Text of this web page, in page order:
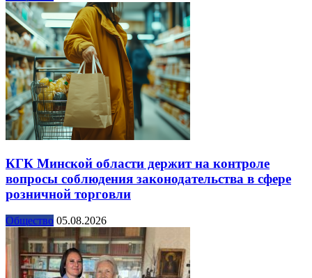
КГК Минской области держит на контроле
вопросы соблюдения законодательства в сфере
розничной торговли
Общество 05.08.2026